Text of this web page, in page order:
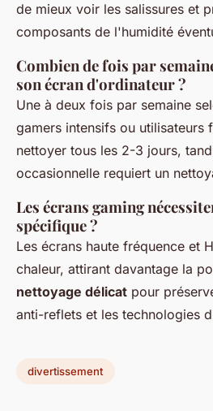
de mieux voir les salissures et
composants de l'humidité
Combien de fois par
son écran d'ordinateur ?
Une à deux fois par semaine
gamers intensifs ou utilisateurs
nettoyer tous les 2-3 jours,
occasionnelle requiert un
Les écrans gaming
spécifique ?
Les écrans haute fréquence et
chaleur, attirant davantage la
nettoyage délicat pour
anti-reflets et les technologies
divertissement